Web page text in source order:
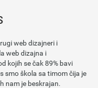
web dizajneri i
web dizajna i
kojih se čak 89% bavi
smo škola sa timom čija je
nam je beskrajan.